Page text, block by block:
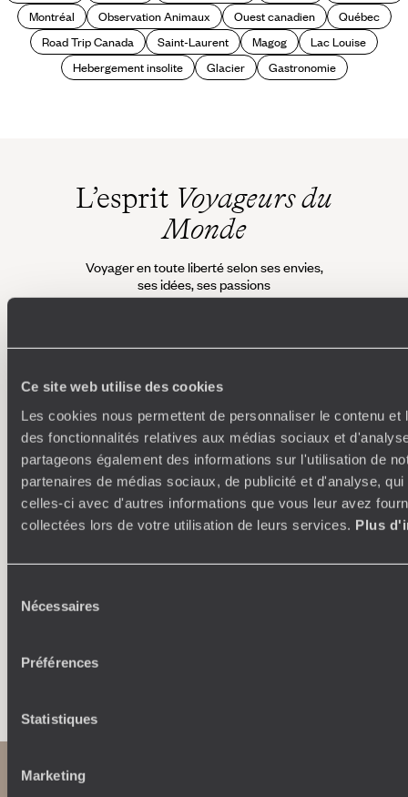
Ce site web utilise des cookies
Les cookies nous permettent de personnaliser le contenu et
des fonctionnalités relatives aux médias sociaux et
partageons également des informations sur l'utilisation de
partenaires de médias sociaux, de publicité et d'analyse,
celles-ci avec d'autres informations que vous leur avez
collectées lors de votre utilisation de leurs services. Plus
Nécessaires
Préférences
Statistiques
Marketing
Montréal
Observation Animaux Ouest canadien
Québec
Road Trip Canada
Saint-Laurent Magog
Lac Louise
Hebergement insolite
Glacier Gastronomie
L’esprit Voyageurs du
Monde
Voyager en toute liberté selon ses envies,
ses idées, ses passions
Où je veux
250 conseillers spécialisés par pays et par régions :
Amoureux du beau jamais à court d’idées, ils vous
étapes, hébergements, ateliers, rencontres…
À